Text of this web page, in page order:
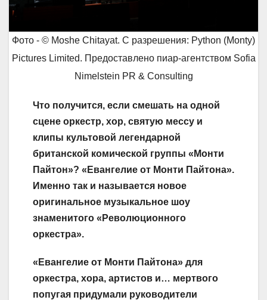
Фото - © Moshe Chitayat. С разрешения: Python (Monty)
Pictures Limited. Предоставлено пиар-агентством Sofia
Nimelstein PR & Consulting
Что получится, если смешать на одной
сцене оркестр, хор, cвятую мессу и
клипы культовой легендарной
британской комической группы «Монти
Пайтон»? «Евангелие от Монти Пайтона».
Именно так и называется новое
оригинальное музыкальное шоу
знаменитого «Революционного
оркестра».
«Евангелие от Монти Пайтона» для
оркестра, хора, артистов и… мертвого
попугая придумали руководители